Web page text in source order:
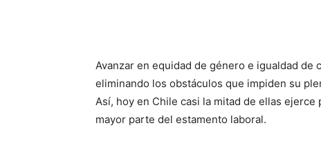
Avanzar en equidad de género e igualdad
eliminando los obstáculos que impiden su
Así, hoy en Chile casi la mitad de ellas
mayor parte del estamento laboral.